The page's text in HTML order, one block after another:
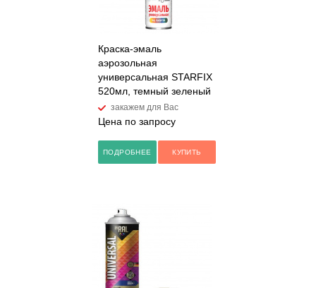
Краска-эмаль
аэрозольная
универсальная STARFIX
520мл, темный зеленый
закажем для Вас
Цена по запросу
ПОДРОБНЕЕ КУПИТЬ